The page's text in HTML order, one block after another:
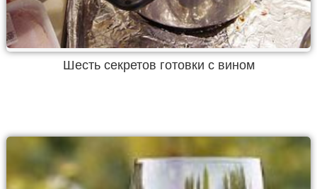
Шесть секретов готовки с вином